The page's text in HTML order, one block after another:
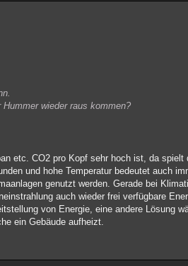
wieder raus kommen?
etc. CO2 pro Kopf sehr hoch ist, da
und hohe Temperatur bedeutet auch
genutzt werden. Gerade bei
auch wieder frei verfügbare
von Energie, eine andere Lösung
ein Gebäude aufheizt.